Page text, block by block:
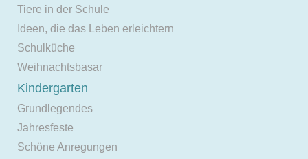
Tiere in der Schule
Ideen, die das Leben erleichtern
Schulküche
Weihnachtsbasar
Kindergarten
Grundlegendes
Jahresfeste
Schöne Anregungen